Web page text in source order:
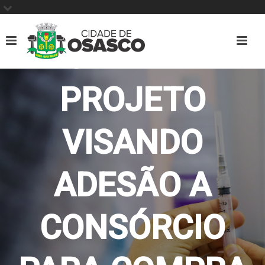
ENVIA À
CÂMARA
PROJETO
VISANDO
ADESÃO A
CONSÓRCIO